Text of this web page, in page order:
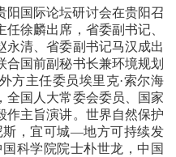
阳国际论坛研讨会在贵阳召
徐麟出席，省委副书记、
永清、省委副书记马汉成出
合国前副秘书长兼环境规划
方主任委员埃里克·索尔海
全国人大常委会委员、国家
作主旨演讲。世界自然保护
斯，宜可城—地方可持续发
科学院院士朴世龙，中国